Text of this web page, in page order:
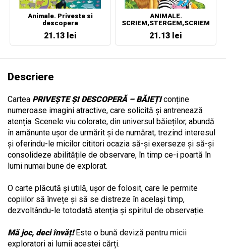
Animale. Priveste si
descopera
21.13 lei
ANIMALE.
SCRIEM,STERGEM,SCRIEM
21.13 lei
Descriere
Cartea PRIVEȘTE ȘI DESCOPERĂ – BĂIEȚIconține
numeroase imagini atractive, care solicită și antrenează
atenția. Scenele viu colorate, din universul băieților, abundă
în amănunte ușor de urmărit și de numărat, trezind interesul
și oferindu-le micilor cititori ocazia să-și exerseze și să-și
consolideze abilitățile de observare, în timp ce-i poartă în
lumi numai bune de explorat.
O carte plăcută și utilă, ușor de folosit, care le permite
copiilor să învețe și să se distreze în același timp,
dezvoltându-le totodată atenția și spiritul de observație.
Mă joc, deci învăț!Este o bună deviză pentru micii
exploratori ai lumii acestei cărți.